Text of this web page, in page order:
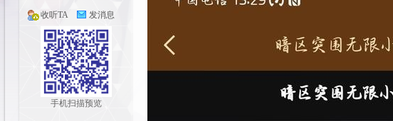
收听TA 发消息
手机扫描预览